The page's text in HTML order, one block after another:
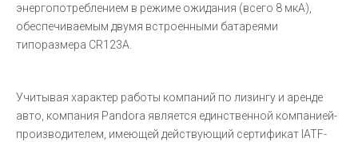
энергопотреблением в режиме ожидания (всего 8 мкА),
обеспечиваемым двумя встроенными батареями
типоразмера CR123A.
Учитывая характер работы компаний по лизингу и аренде
авто, компания Pandora является единственной компанией-
производителем, имеющей действующий сертификат IATF-